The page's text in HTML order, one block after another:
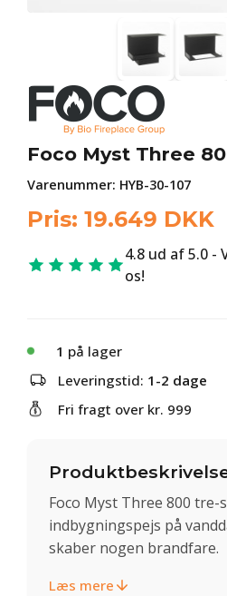
Foco Myst Three
Varenummer: HYB-30-107
Pris: 19.649 DKK
4.8 ud af 5.0 -
os!
1 på lager
Leveringstid: 1-2 dage
Fri fragt over kr. 999
Foco Myst Three 800 tre-
indbygningspejs på
skaber nogen brandfare.
Læs mere